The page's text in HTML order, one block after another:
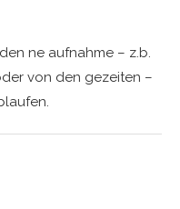
ne aufnahme – z.b.
von den gezeiten –